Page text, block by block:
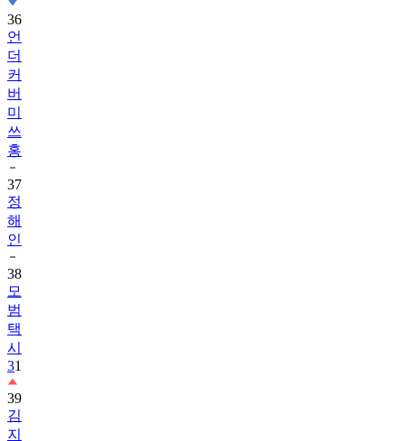
36
언
더
커
버
미
쓰
홍
37
정
해
인
38
모
범
택
시
31
39
김
지